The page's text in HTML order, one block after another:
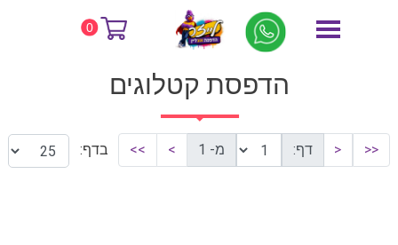
0 דף הבית הדפסת קטלוגים
הדפסת קטלוגים
<<
< דף: מ- 1 >
>> בדף: